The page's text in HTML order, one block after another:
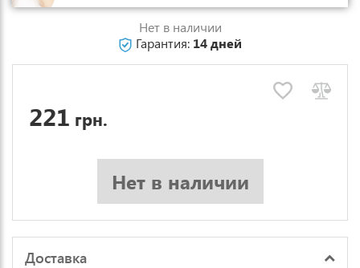
Нет в наличии
Гарантия: 14 дней
221 грн.
Нет в наличии
Доставка